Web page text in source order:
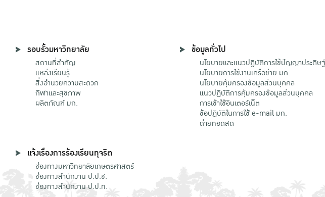
รอบรั้วมหาวิทยาลัย
สถานที่สำคัญ
แหล่งเรียนรู้
สิ่งอำนวยความสะดวก
กีฬาและสุขภาพ
ผลิตภัณฑ์ มก.
ข้อมูลทั่วไป
นโยบายและแนวปฏิบัติการใช้ปัญญาประดิษฐ์
นโยบายการใช้งานเครือข่าย มก.
นโยบายคุ้มครองข้อมูลส่วนบุคคล
แนวปฏิบัติการคุ้มครองข้อมูลส่วนบุคคล
การเข้าใช้อินเตอร์เน็ต
ข้อปฏิบัติในการใช้ e-mail มก.
ถ่ายทอดสด
แจ้งเรื่องการร้องเรียนทุจริต
ช่องทางมหาวิทยาลัยเกษตรศาสตร์
ช่องทางสำนักงาน ป.ป.ช.
ช่องทางสำนักงาน ป.ป.ท.